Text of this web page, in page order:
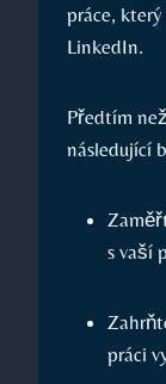
práce,⁣
LinkedIn.
Předtím
následující
s vaší
práci‌